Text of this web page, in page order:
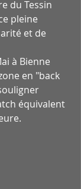
du Tessin
pleine
et de
à Bienne
en "back
équivalent